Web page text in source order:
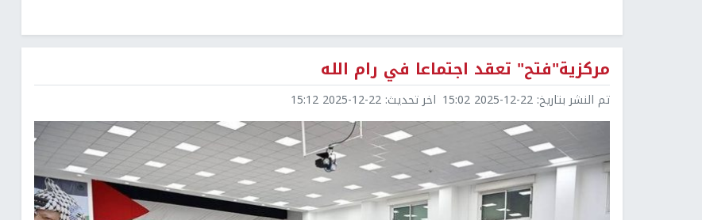
مركزية"فتح" تعقد اجتماعا في رام الله
تم النشر بتاريخ: 2025-12-22 15:02 اخر تحديث: 2025-12-22 15:12